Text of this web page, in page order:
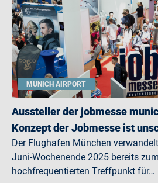
MUNICH AIRPORT
Aussteller der jobmesse
Konzept der Jobmesse ist
Der Flughafen München
Juni-Wochenende 2025 bereits
hochfrequentierten Treffpunkt für…